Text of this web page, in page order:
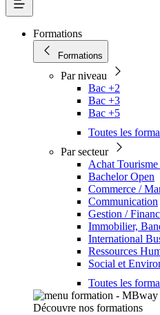
Formations
Formations
Par niveau
Bac +2
Bac +3
Bac +5
Toutes les
Par secteur
Achat
Bachelor Open
Commerce /
Communication
Gestion /
Immobilier,
International
Ressources
Social et
Toutes les
Découvre nos formations